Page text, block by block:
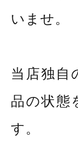
いませ。
当店独自
品の状態
す。